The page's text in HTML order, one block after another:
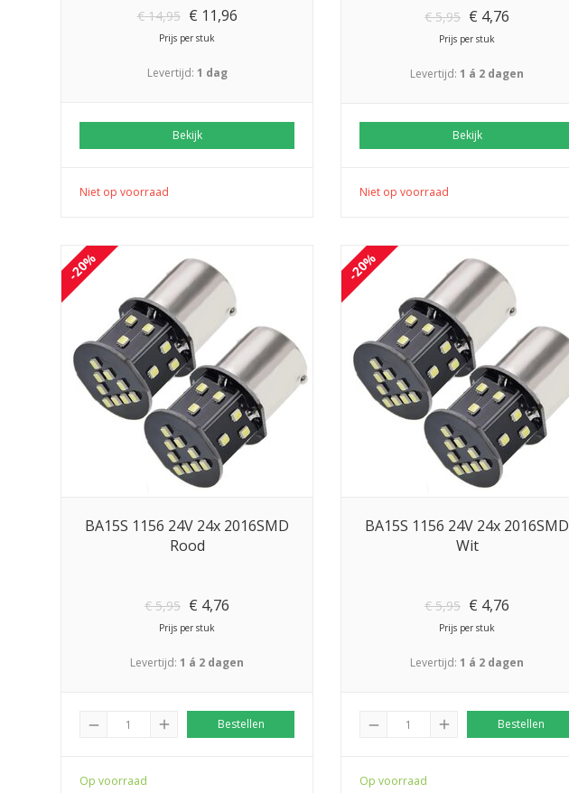
€14,95 € 11,96
Prijs per stuk
Levertijd: 1 dag
Bekijk
Niet op voorraad
€5,95 € 4,76
Prijs per stuk
Levertijd: 1 á 2 dagen
Bekijk
Niet op voorraad
-20%
BA15S 1156 24V 24x 2016SMD
Rood
€5,95 € 4,76
Prijs per stuk
Levertijd: 1 á 2 dagen
remove add Bestellen
Op voorraad
-20%
BA15S 1156 24V 24x 2016SMD
Wit
€5,95 € 4,76
Prijs per stuk
Levertijd: 1 á 2 dagen
remove add Bestellen
Op voorraad